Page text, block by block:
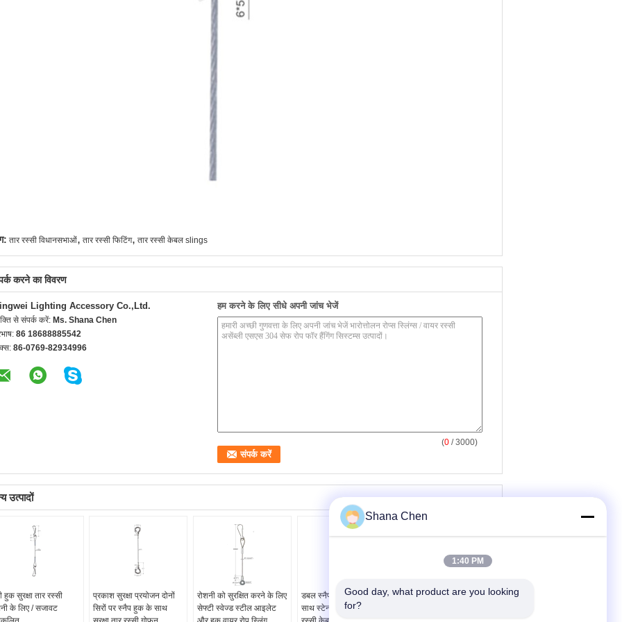
तार रस्सी विधानसभाओं, तार रस्सी फिटिंग, तार रस्सी केबल slings
करने का विवरण
Lighting Accessory Co.,Ltd.
से संपर्क करें: Ms. Shana Chen
86 18688885542
86-0769-82934996
हम करने के लिए सीधे अपनी जांच भेजें
(0 / 3000)
उत्पादों
हुक सुरक्षा तार रस्सी
के लिए / सजावट
प्रकाश सुरक्षा प्रयोजन दोनों
सिरों पर स्नैप हुक के साथ
रोशनी को सुरक्षित करने के लिए
सेफ्टी स्वेज्ड स्टील आइलेट
डबल स्नैप हुक YW86535 के
साथ स्टेनलेस स्टील वायर
सिया वायर रस्सी केबल स्लिंग
Shana Chen
1:40 PM
Good day, what product are you looking
for?